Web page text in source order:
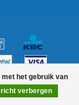
het gebruik van
verbergen